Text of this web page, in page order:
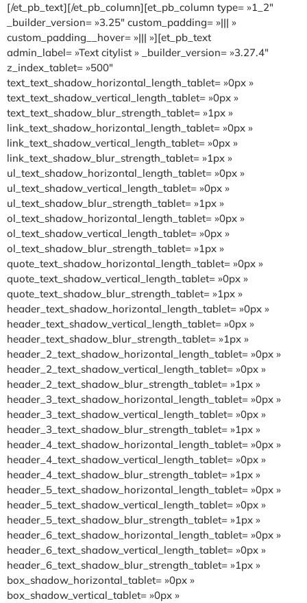
[/et_pb_text][/et_pb_column][et_pb_column type= »1_2″
_builder_version= »3.25″ custom_padding= »||| »
custom_padding__hover= »||| »][et_pb_text
admin_label= »Text citylist » _builder_version= »3.27.4″
z_index_tablet= »500″
text_text_shadow_horizontal_length_tablet= »0px »
text_text_shadow_vertical_length_tablet= »0px »
text_text_shadow_blur_strength_tablet= »1px »
link_text_shadow_horizontal_length_tablet= »0px »
link_text_shadow_vertical_length_tablet= »0px »
link_text_shadow_blur_strength_tablet= »1px »
ul_text_shadow_horizontal_length_tablet= »0px »
ul_text_shadow_vertical_length_tablet= »0px »
ul_text_shadow_blur_strength_tablet= »1px »
ol_text_shadow_horizontal_length_tablet= »0px »
ol_text_shadow_vertical_length_tablet= »0px »
ol_text_shadow_blur_strength_tablet= »1px »
quote_text_shadow_horizontal_length_tablet= »0px »
quote_text_shadow_vertical_length_tablet= »0px »
quote_text_shadow_blur_strength_tablet= »1px »
header_text_shadow_horizontal_length_tablet= »0px »
header_text_shadow_vertical_length_tablet= »0px »
header_text_shadow_blur_strength_tablet= »1px »
header_2_text_shadow_horizontal_length_tablet= »0px »
header_2_text_shadow_vertical_length_tablet= »0px »
header_2_text_shadow_blur_strength_tablet= »1px »
header_3_text_shadow_horizontal_length_tablet= »0px »
header_3_text_shadow_vertical_length_tablet= »0px »
header_3_text_shadow_blur_strength_tablet= »1px »
header_4_text_shadow_horizontal_length_tablet= »0px »
header_4_text_shadow_vertical_length_tablet= »0px »
header_4_text_shadow_blur_strength_tablet= »1px »
header_5_text_shadow_horizontal_length_tablet= »0px »
header_5_text_shadow_vertical_length_tablet= »0px »
header_5_text_shadow_blur_strength_tablet= »1px »
header_6_text_shadow_horizontal_length_tablet= »0px »
header_6_text_shadow_vertical_length_tablet= »0px »
header_6_text_shadow_blur_strength_tablet= »1px »
box_shadow_horizontal_tablet= »0px »
box_shadow_vertical_tablet= »0px »